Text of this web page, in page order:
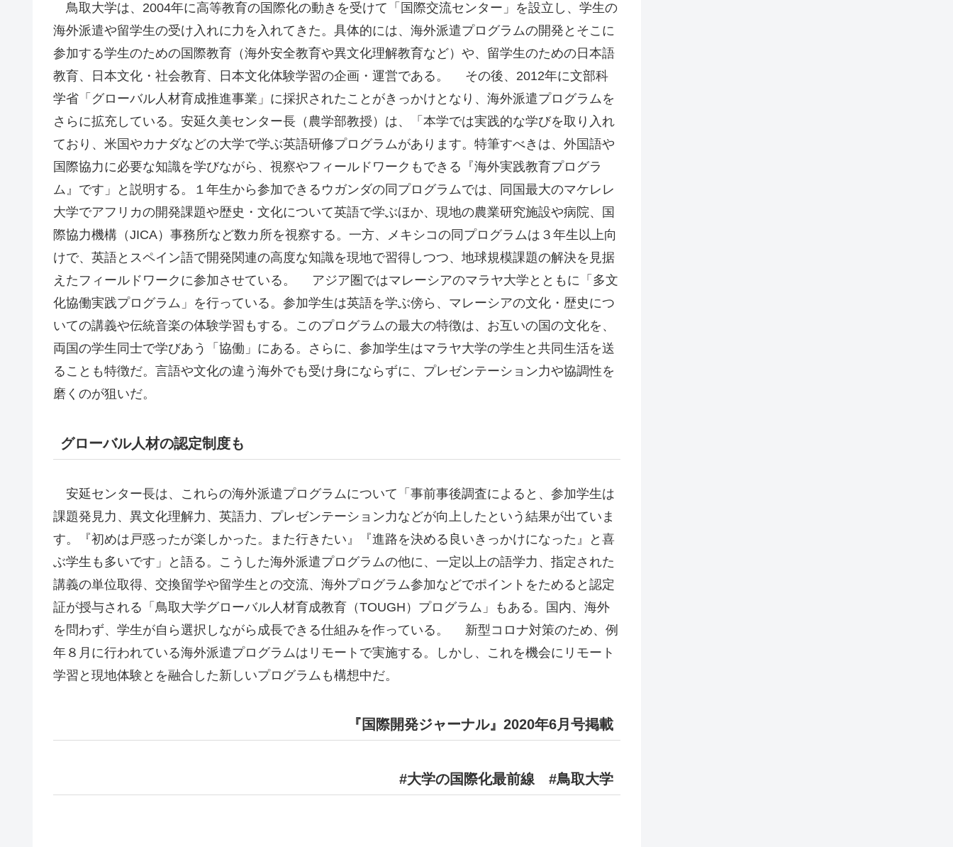
鳥取大学は、2004年に高等教育の国際化の動きを受けて「国際交流センター」を設立し、学生の
海外派遣や留学生の受け入れに力を入れてきた。具体的には、海外派遣プログラムの開発とそこに
参加する学生のための国際教育（海外安全教育や異文化理解教育など）や、留学生のための日本語
教育、日本文化・社会教育、日本文化体験学習の企画・運営である。 その後、2012年に文部科
学省「グローバル人材育成推進事業」に採択されたことがきっかけとなり、海外派遣プログラムを
さらに拡充している。安延久美センター長（農学部教授）は、「本学では実践的な学びを取り入れ
ており、米国やカナダなどの大学で学ぶ英語研修プログラムがあります。特筆すべきは、外国語や
国際協力に必要な知識を学びながら、視察やフィールドワークもできる『海外実践教育プログラ
ム』です」と説明する。１年生から参加できるウガンダの同プログラムでは、同国最大のマケレレ
大学でアフリカの開発課題や歴史・文化について英語で学ぶほか、現地の農業研究施設や病院、国
際協力機構（JICA）事務所など数カ所を視察する。一方、メキシコの同プログラムは３年生以上向
けで、英語とスペイン語で開発関連の高度な知識を現地で習得しつつ、地球規模課題の解決を見据
えたフィールドワークに参加させている。 アジア圏ではマレーシアのマラヤ大学とともに「多文
化協働実践プログラム」を行っている。参加学生は英語を学ぶ傍ら、マレーシアの文化・歴史につ
いての講義や伝統音楽の体験学習もする。このプログラムの最大の特徴は、お互いの国の文化を、
両国の学生同士で学びあう「協働」にある。さらに、参加学生はマラヤ大学の学生と共同生活を送
ることも特徴だ。言語や文化の違う海外でも受け身にならずに、プレゼンテーション力や協調性を
磨くのが狙いだ。
グローバル人材の認定制度も
安延センター長は、これらの海外派遣プログラムについて「事前事後調査によると、参加学生は
課題発見力、異文化理解力、英語力、プレゼンテーション力などが向上したという結果が出ていま
す。『初めは戸惑ったが楽しかった。また行きたい』『進路を決める良いきっかけになった』と喜
ぶ学生も多いです」と語る。こうした海外派遣プログラムの他に、一定以上の語学力、指定された
講義の単位取得、交換留学や留学生との交流、海外プログラム参加などでポイントをためると認定
証が授与される「鳥取大学グローバル人材育成教育（TOUGH）プログラム」もある。国内、海外
を問わず、学生が自ら選択しながら成長できる仕組みを作っている。 新型コロナ対策のため、例
年８月に行われている海外派遣プログラムはリモートで実施する。しかし、これを機会にリモート
学習と現地体験とを融合した新しいプログラムも構想中だ。
『国際開発ジャーナル』2020年6月号掲載
#大学の国際化最前線 #鳥取大学